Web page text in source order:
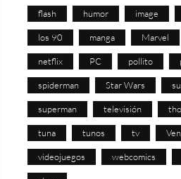
flash humor image
los 90 manga Marvel
netflix PC pollito
spiderman Star Wars
superman televisión
tuna tunos tv
videojuegos webcomics